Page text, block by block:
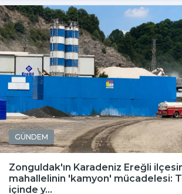
GÜNDEM
Zonguldak'ın Karadeniz Ereğli
mahallelinin 'kamyon' mücadelesi:
içinde y...